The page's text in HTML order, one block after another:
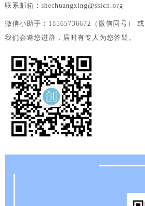
联系邮箱：shechuangxing@ssicn.org
微信小助手：18565736672（微信同号）
我们会邀您进群，届时有专人为您答疑。